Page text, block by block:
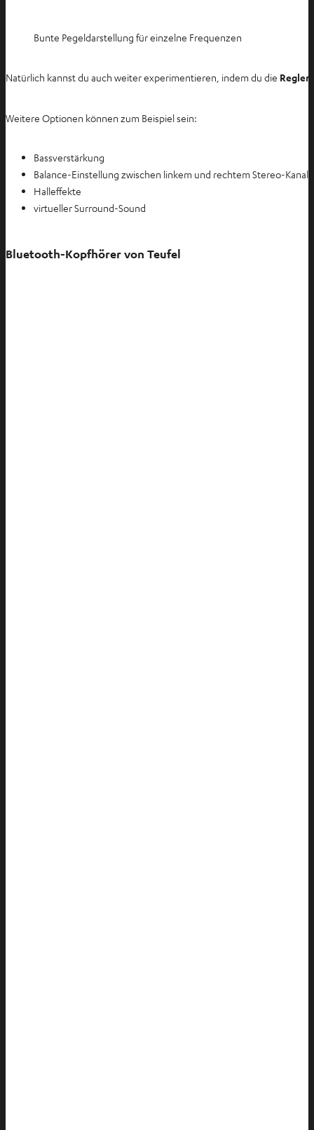
Bunte Pegeldarstellung für einzelne Frequenzen
Natürlich kannst du auch weiter experimentieren, indem du die Regler
Weitere Optionen können zum Beispiel sein:
Bassverstärkung
Balance-Einstellung zwischen linkem und rechtem Stereo-Kanal
Halleffekte
virtueller Surround-Sound
Bluetooth-Kopfhörer von Teufel